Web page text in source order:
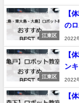
江東区
【
の
2022
江東区
【
ン
2022
【